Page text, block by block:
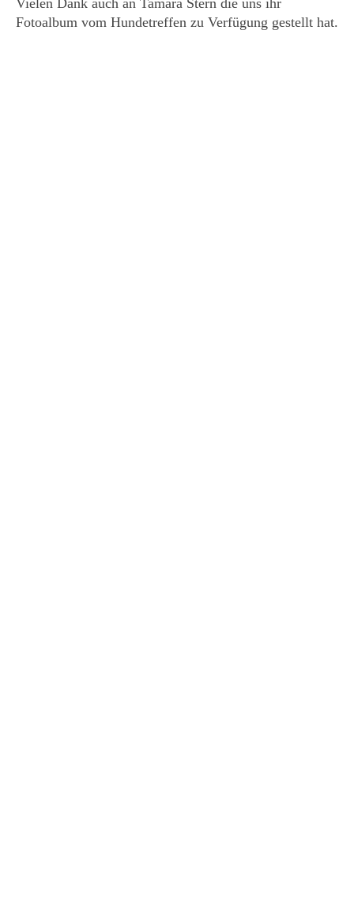
Fotoalbum vom Hundetreffen zu Verfügung gestellt hat.